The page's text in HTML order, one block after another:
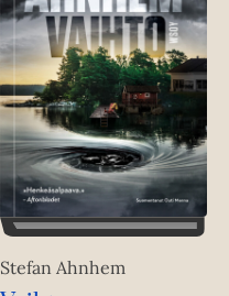
Stefan Ahnhem